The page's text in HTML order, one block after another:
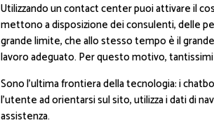
Utilizzando un contact center puoi attivare il
mettono a disposizione dei consulenti, delle
grande limite, che allo stesso tempo è il
lavoro adeguato. Per questo motivo,
Sono l’ultima frontiera della tecnologia: i
l’utente ad orientarsi sul sito, utilizza i dati di
assistenza.